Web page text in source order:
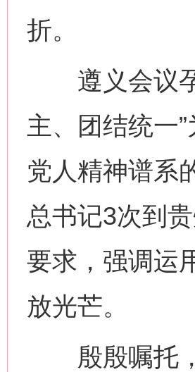
折。
遵义会议孕
主、团结统一
党人精神谱系
总书记3次到
要求，强调运
放光芒。
殷殷嘱托，